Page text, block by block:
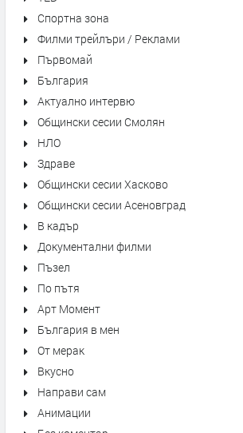
Спортна зона
Филми трейлъри / Реклами
Първомай
България
Актуално интервю
Общински сесии Смолян
НЛО
Здраве
Общински сесии Хасково
Общински сесии Асеновград
В кадър
Документални филми
Пъзел
По пътя
Арт Момент
България в мен
От мерак
Вкусно
Направи сам
Анимации